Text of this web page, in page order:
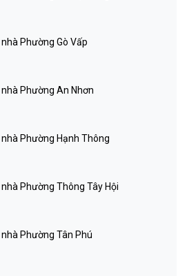
Phường Gò Vấp
Phường An Nhơn
nhà Phường Hạnh Thông
Phường Thông Tây Hội
Phường Tân Phú